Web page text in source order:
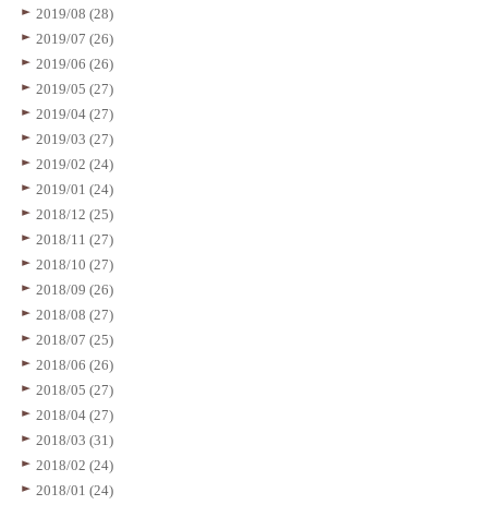
2019/08 (28)
2019/07 (26)
2019/06 (26)
2019/05 (27)
2019/04 (27)
2019/03 (27)
2019/02 (24)
2019/01 (24)
2018/12 (25)
2018/11 (27)
2018/10 (27)
2018/09 (26)
2018/08 (27)
2018/07 (25)
2018/06 (26)
2018/05 (27)
2018/04 (27)
2018/03 (31)
2018/02 (24)
2018/01 (24)